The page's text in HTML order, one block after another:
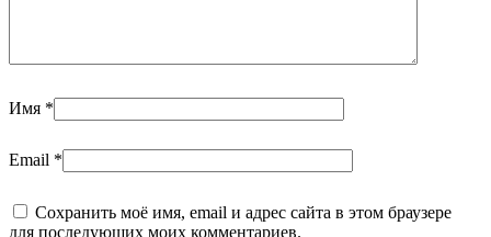
Имя *
Email *
Сохранить моё имя, email и адрес сайта в этом браузере
для последующих моих комментариев.